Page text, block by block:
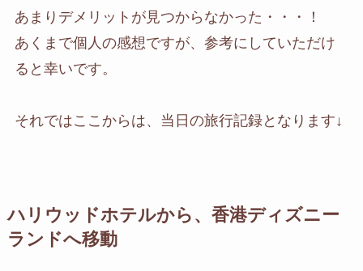
あまりデメリットが見つからなかった・・・！
あくまで個人の感想ですが、参考にしていただけ
ると幸いです。
それではここからは、当日の旅行記録となります↓
ハリウッドホテルから、香港ディズニー
ランドへ移動